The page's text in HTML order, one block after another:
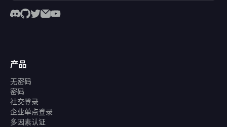
产品
无密码
密码
社交登录
企业单点登录
多因素认证